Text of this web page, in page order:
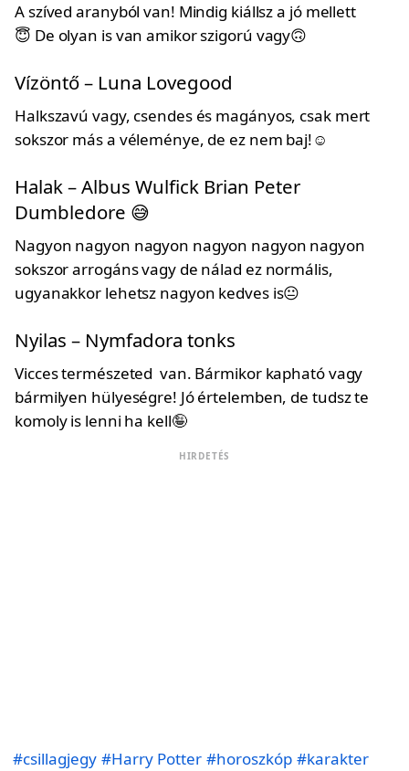
A szíved aranyból van! Mindig kiállsz a jó mellett
😇 De olyan is van amikor szigorú vagy🙃
Vízöntő – Luna Lovegood
Halkszavú vagy, csendes és magányos, csak mert
sokszor más a véleménye, de ez nem baj!☺️
Halak – Albus Wulfick Brian Peter
Dumbledore 😅
Nagyon nagyon nagyon nagyon nagyon nagyon
sokszor arrogáns vagy de nálad ez normális,
ugyanakkor lehetsz nagyon kedves is😐
Nyilas – Nymfadora tonks
Vicces természeted van. Bármikor kapható vagy
bármilyen hülyeségre! Jó értelemben, de tudsz te
komoly is lenni ha kell🤪
HIRDETÉS
#csillagjegy #Harry Potter #horoszkóp #karakter